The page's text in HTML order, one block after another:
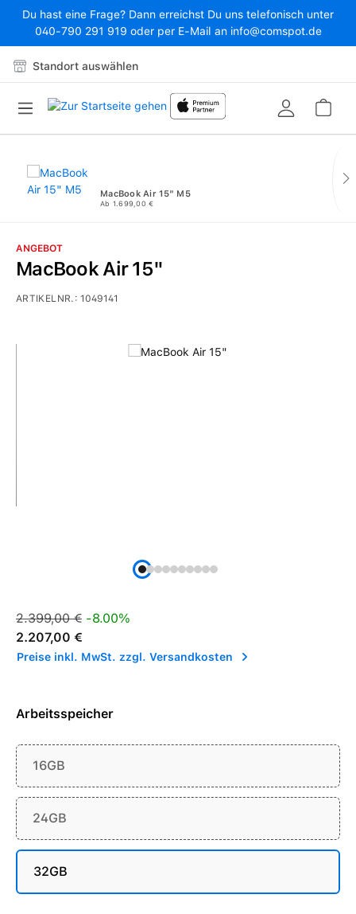
Zum Hauptinhalt springen
Du hast eine Frage? Dann erreichst Du uns telefonisch unter
040-790 291 919 oder per E-Mail an info@comspot.de
Standort auswählen
MacBook Air 15" M5
Ab 1.699,00 €
Bildergalerie überspringen
ANGEBOT
MacBook Air 15"
ARTIKELNR.:1049141
Verkaufspreis:
Regulärer Preis:
2.399,00 € -8.00%
2.207,00 €
Preise inkl. MwSt. zzgl. Versandkosten
Arbeitsspeicher
16GB
24GB
32GB